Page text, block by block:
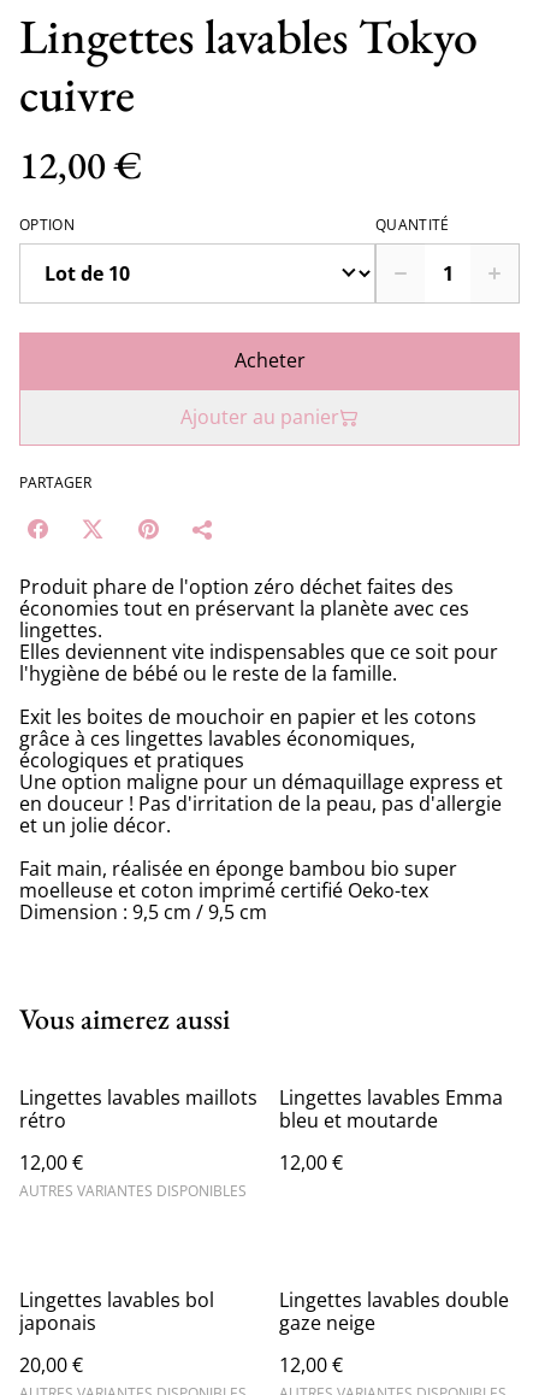
Lingettes lavables Tokyo
cuivre
12,00 €
OPTION QUANTITÉ
Acheter
Ajouter au panier
PARTAGER
Produit phare de l'option zéro déchet faites des
économies tout en préservant la planète avec ces
lingettes.
Elles deviennent vite indispensables que ce soit pour
l'hygiène de bébé ou le reste de la famille.
Exit les boites de mouchoir en papier et les cotons
grâce à ces lingettes lavables économiques,
écologiques et pratiques
Une option maligne pour un démaquillage express et
en douceur ! Pas d'irritation de la peau, pas d'allergie
et un jolie décor.
Fait main, réalisée en éponge bambou bio super
moelleuse et coton imprimé certifié Oeko-tex
Dimension : 9,5 cm / 9,5 cm
Vous aimerez aussi
Lingettes lavables maillots
rétro
12,00 €
AUTRES VARIANTES DISPONIBLES
Lingettes lavables Emma
bleu et moutarde
12,00 €
Lingettes lavables bol
japonais
20,00 €
Lingettes lavables double
gaze neige
12,00 €